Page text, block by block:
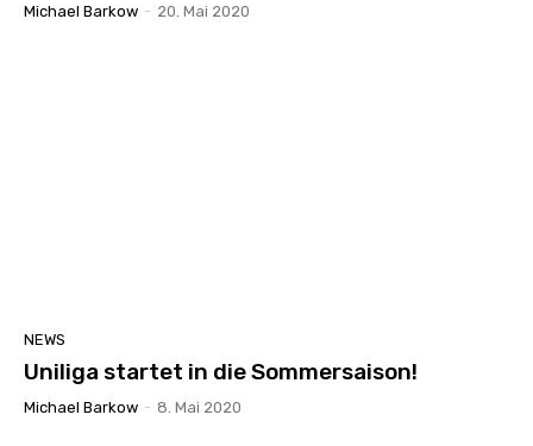
Michael Barkow - 20. Mai 2020
NEWS
Uniliga startet in die Sommersaison!
Michael Barkow - 8. Mai 2020